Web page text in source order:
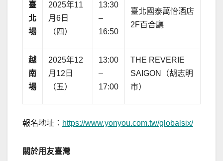
臺
北
場
2025年11
月6日
（四）
13:30
–
16:50
臺北國泰萬怡酒店
2F百合廳
越
南
場
2025年12
月12日
（五）
13:00
–
17:00
THE REVERIE
SAIGON（胡志明
市）
報名地址： https://www.yonyou.com.tw/globalsix/
關於用友臺灣